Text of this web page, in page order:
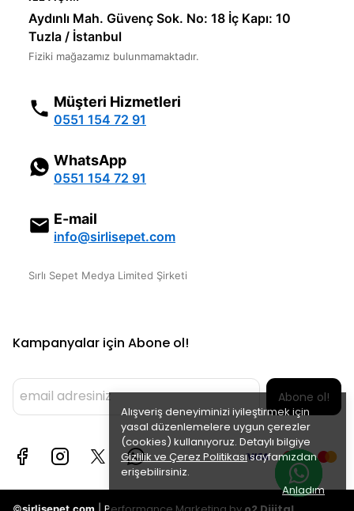
Alışveriş deneyiminizi iyileştirmek için
yasal düzenlemelere uygun çerezler
(cookies) kullanıyoruz. Detaylı bilgiye
Gizlilik ve Çerez Politikasısayfamızdan
erişebilirsiniz.
Anladım
Aydınlı Mah. Güvenç Sok. No: 18 İç Kapı: 10
Tuzla / İstanbul
Fiziki mağazamız bulunmamaktadır.
Müşteri Hizmetleri
0551 154 72 91
WhatsApp
0551 154 72 91
E-mail
info@sirlisepet.com
Sırlı Sepet Medya Limited Şirketi
Kampanyalar için Abone ol!
Abone ol!